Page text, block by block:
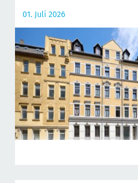
01. Juli 2026